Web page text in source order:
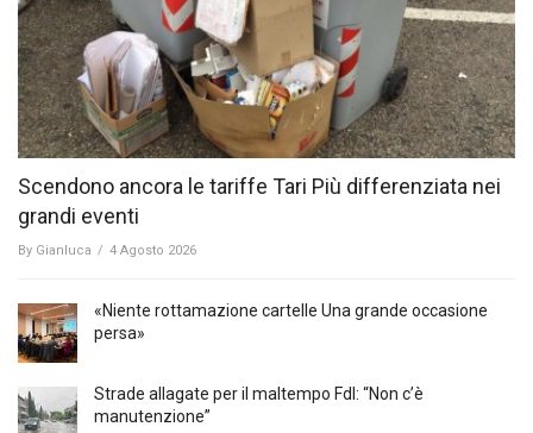
Scendono ancora le tariffe Tari Più differenziata nei
grandi eventi
By Gianluca / 4 Agosto 2026
«Niente rottamazione cartelle Una grande occasione
persa»
Strade allagate per il maltempo FdI: “Non c’è
manutenzione”